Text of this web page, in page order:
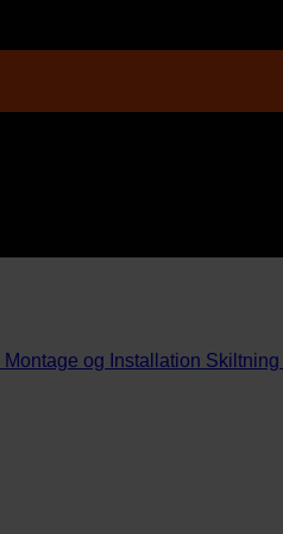
Montage og Installation Skiltning